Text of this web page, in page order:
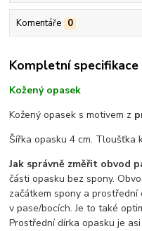
Komentáře 0
Kompletní specifikace
Kožený opasek
Kožený opasek s motivem z
Šířka opasku 4 cm. Tloušťka
Jak správně změřit obvod
části opasku bez spony.
začátkem spony a
v pase/bocích. Je to také
Prostřední dírka opasku je